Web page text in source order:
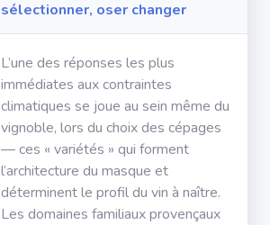
sélectionner, oser changer
L’une des réponses les plus
immédiates aux contraintes
climatiques se joue au sein même du
vignoble, lors du choix des cépages
— ces « variétés » qui forment
l’architecture du masque et
déterminent le profil du vin à naître.
Les domaines familiaux provençaux